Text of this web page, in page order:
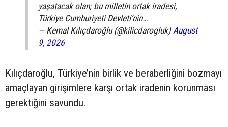
yaşatacak olan; bu milletin ortak iradesi,
Türkiye Cumhuriyeti Devleti’nin…
— Kemal Kılıçdaroğlu (@kilicdarogluk)August
9, 2026
Kılıçdaroğlu, Türkiye’nin birlik ve beraberliğini bozmayı
amaçlayan girişimlere karşı ortak iradenin korunması
gerektiğini savundu.